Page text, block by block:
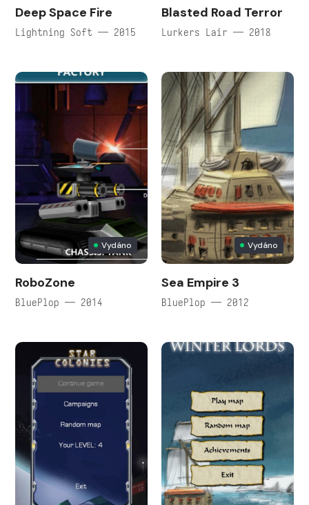
Deep Space Fire
Lightning Soft — 2015
Blasted Road Terror
Lurkers Lair — 2018
Vydáno
RoboZone
BluePlop — 2014
Vydáno
Sea Empire 3
BluePlop — 2012